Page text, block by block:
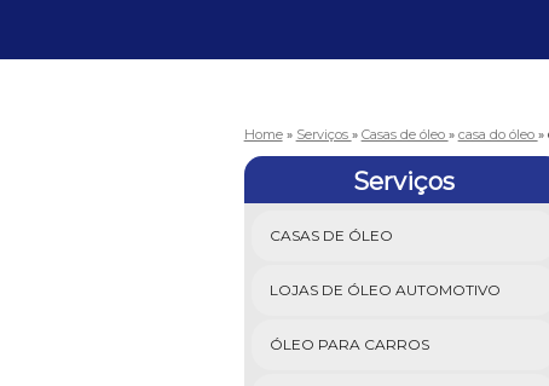
Home » Serviços » Casas de óleo » casa do óleo »
Serviços
CASAS DE ÓLEO
LOJAS DE ÓLEO AUTOMOTIVO
ÓLEO PARA CARROS